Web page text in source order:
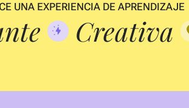
UNA EXPERIENCIA DE APRENDIZAJE
Creativa